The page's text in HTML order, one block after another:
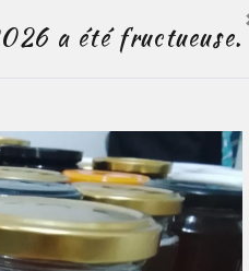
a été fructueuse.